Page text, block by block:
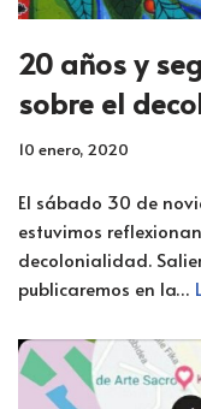
20 años y
sobre el
10 enero, 2020
El sábado 30 de
estuvimos
decolonialidad.
publicaremos en la…